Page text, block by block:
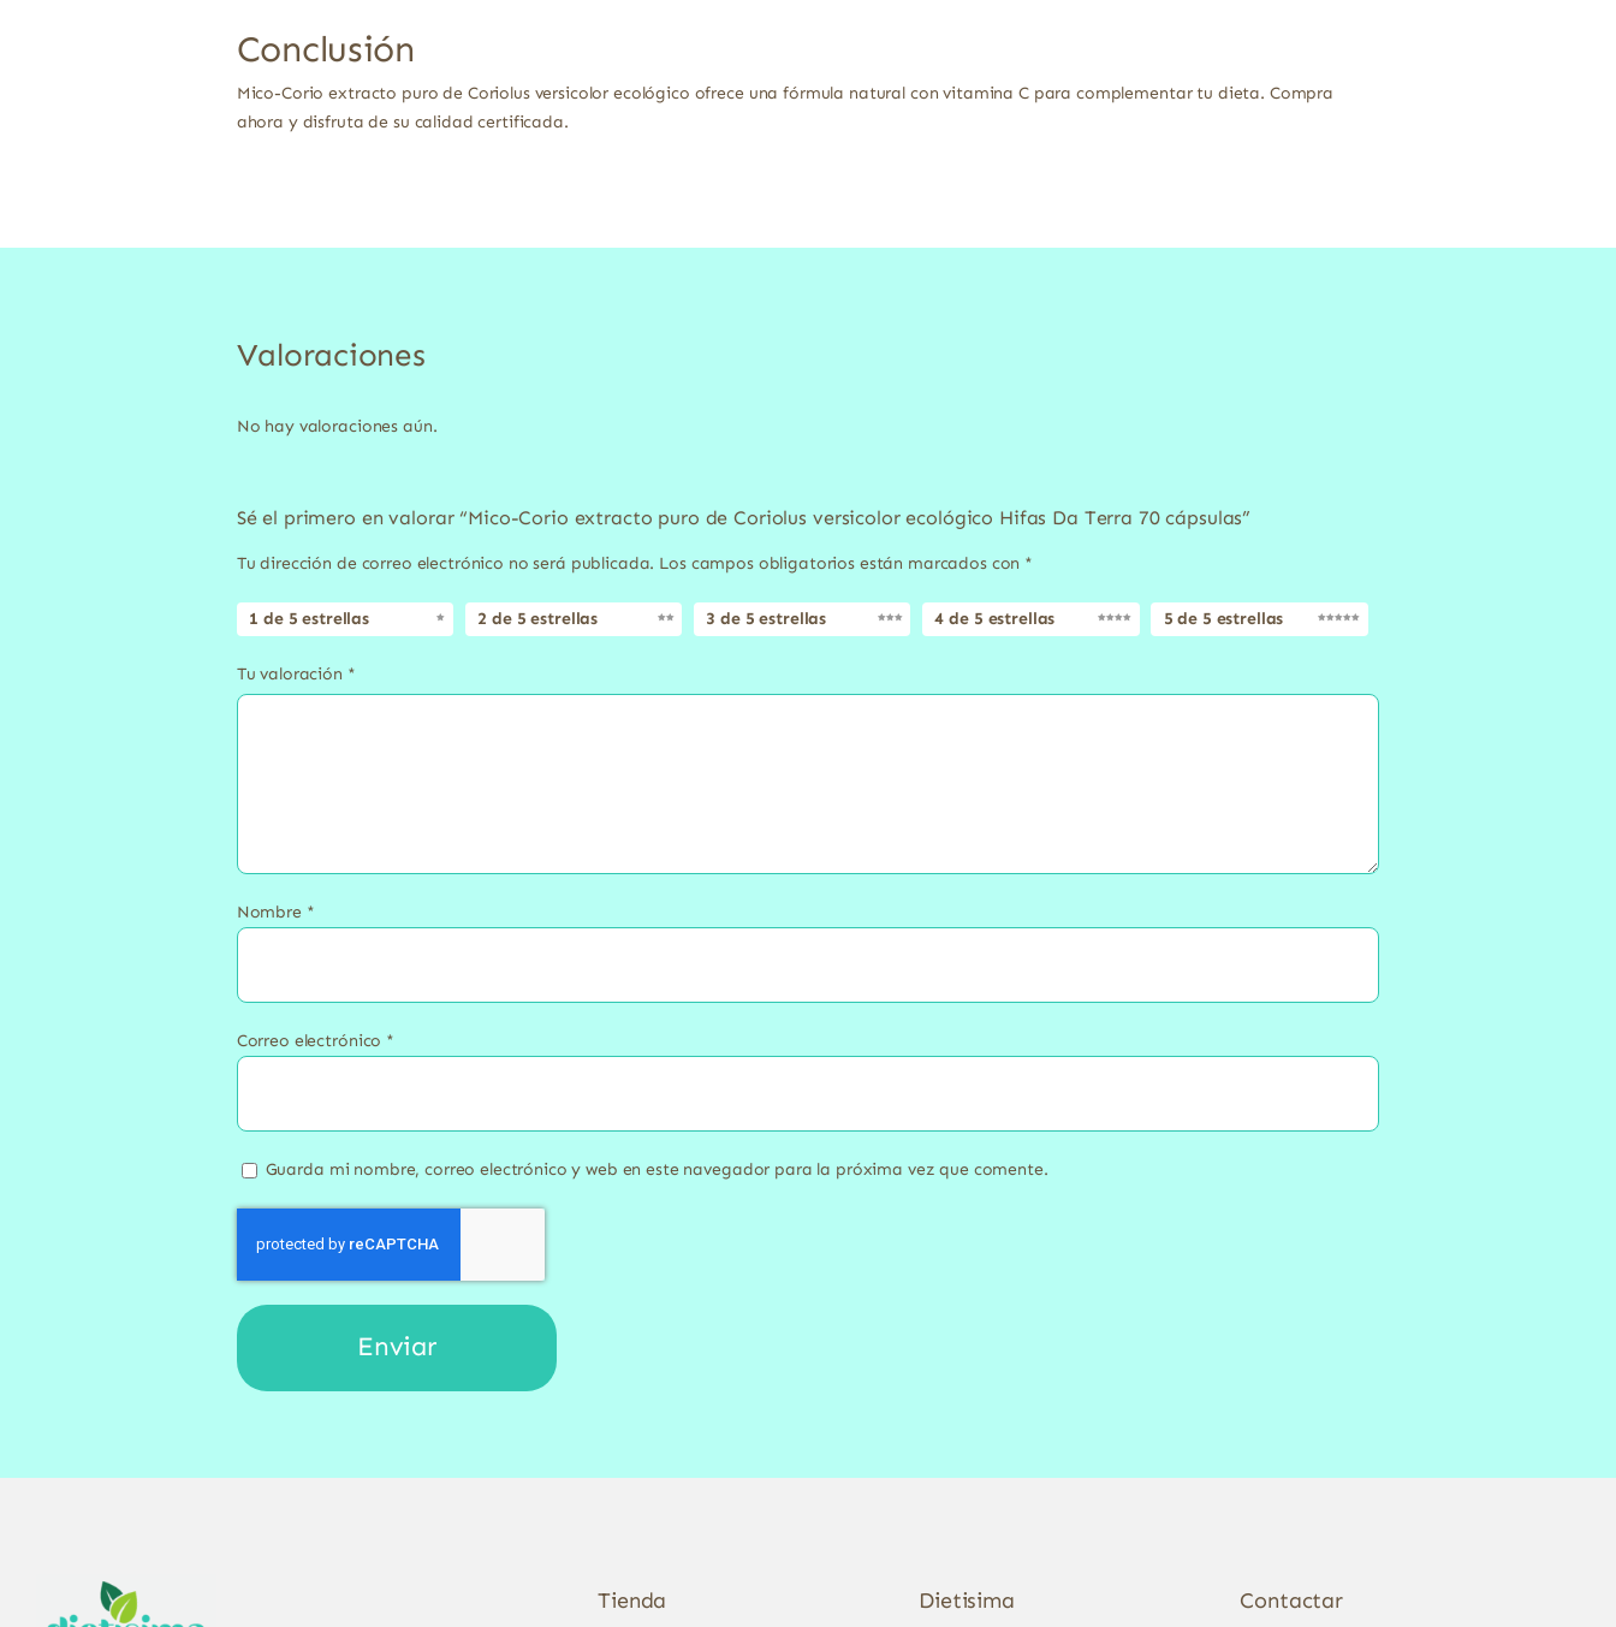
Conclusión
Mico-Corio extracto puro de Coriolus versicolor ecológico ofrece una fórmula natural con vitamina C para complementar tu dieta. Compra
ahora y disfruta de su calidad certificada.
Valoraciones
No hay valoraciones aún.
Sé el primero en valorar “Mico-Corio extracto puro de Coriolus versicolor ecológico Hifas Da Terra 70 cápsulas”
Tu dirección de correo electrónico no será publicada. Los campos obligatorios están marcados con *
1 de 5 estrellas 2 de 5 estrellas 3 de 5 estrellas 4 de 5 estrellas 5 de 5 estrellas
Tu valoración *
Nombre *
Correo electrónico *
Guarda mi nombre, correo electrónico y web en este navegador para la próxima vez que comente.
Tienda Dietisima Contactar